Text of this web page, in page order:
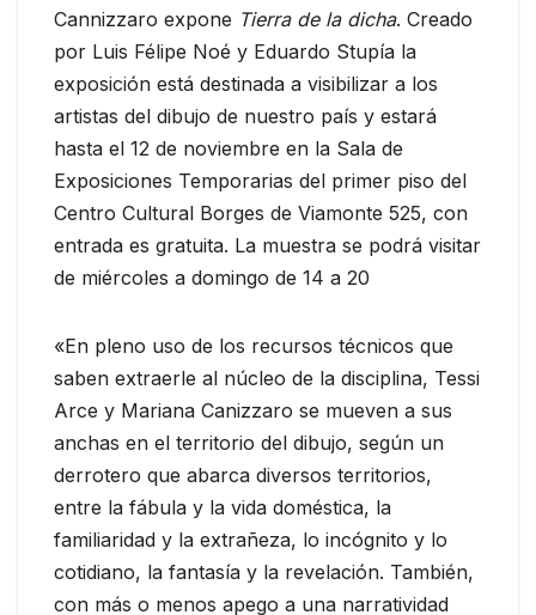
Cannizzaro expone Tierra de la dicha. Creado
por Luis Félipe Noé y Eduardo Stupía la
exposición está destinada a visibilizar a los
artistas del dibujo de nuestro país y estará
hasta el 12 de noviembre en la Sala de
Exposiciones Temporarias del primer piso del
Centro Cultural Borges de Viamonte 525, con
entrada es gratuita. La muestra se podrá visitar
de miércoles a domingo de 14 a 20
«En pleno uso de los recursos técnicos que
saben extraerle al núcleo de la disciplina, Tessi
Arce y Mariana Canizzaro se mueven a sus
anchas en el territorio del dibujo, según un
derrotero que abarca diversos territorios,
entre la fábula y la vida doméstica, la
familiaridad y la extrañeza, lo incógnito y lo
cotidiano, la fantasía y la revelación. También,
con más o menos apego a una narratividad